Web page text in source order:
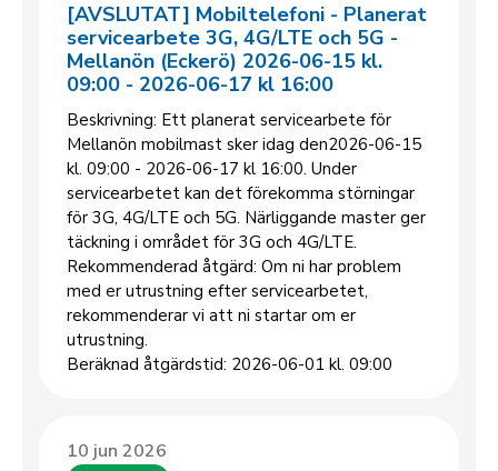
[AVSLUTAT] Mobiltelefoni - Planerat
servicearbete 3G, 4G/LTE och 5G -
Mellanön (Eckerö) 2026-06-15 kl.
09:00 - 2026-06-17 kl 16:00
Beskrivning: Ett planerat servicearbete för
Mellanön mobilmast sker idag den2026-06-15
kl. 09:00 - 2026-06-17 kl 16:00. Under
servicearbetet kan det förekomma störningar
för 3G, 4G/LTE och 5G. Närliggande master ger
täckning i området för 3G och 4G/LTE.
Rekommenderad åtgärd: Om ni har problem
med er utrustning efter servicearbetet,
rekommenderar vi att ni startar om er
utrustning.
Beräknad åtgärdstid: 2026-06-01 kl. 09:00
10 jun 2026